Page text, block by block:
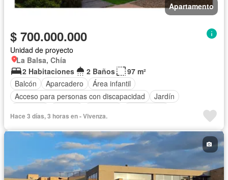
Apartamento
$ 700.000.000
Unidad de proyecto
La Balsa, Chía
2 Habitaciones
2 Baños
97 m²
Balcón
Aparcadero
Área infantil
Acceso para personas con discapacidad
Jardín
Seguridad privada
Terraza
Hace 3 días, 3 horas en - Vivenza.